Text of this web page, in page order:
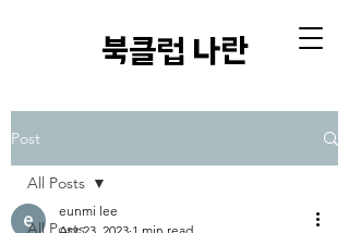
​북클럽 나란
Post
All Posts
All Posts
eunmi lee